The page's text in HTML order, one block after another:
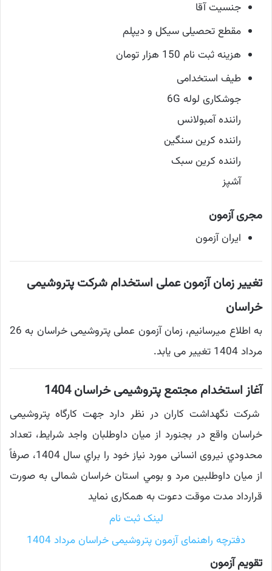
جنسیت آقا
مقطع تحصیلی سیکل و دیپلم
هزینه ثبت نام 150 هزار تومان
طیف استخدامی
جوشکاری لوله 6G
راننده آمبولانس
راننده کرین سنگین
راننده کرین سبک
آشپز
مجری آزمون
ایران آزمون
تغییر زمان آزمون عملی استخدام شرکت پتروشیمی
خراسان
به اطلاع میرسانیم، زمان آزمون عملی پتروشیمی خراسان به 26
مرداد 1404 تغییر می یابد.
آغاز استخدام مجتمع پتروشیمی خراسان 1404
شركت نگهداشت کاران در نظر دارد جهت كارگاه پتروشيمی
خراسان واقع در بجنورد از ميان داوطلبان واجد شرایط، تعداد
محدودي نیروی انسانی مورد نیاز خود را براي سال 1404، صرفاً
از ميان داوطلبين مرد و بومي استان خراسان شمالی به صورت
قرارداد مدت موقت دعوت به همکاری نماید
لینک ثبت نام
دفترچه راهنمای آزمون پتروشیمی خراسان مرداد 1404
تقویم آزمون